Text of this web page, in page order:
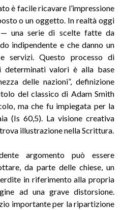
è facile ricavare l’impressione
o un oggetto. In realtà oggi
una serie di scelte fatte da
indipendente e che danno un
servizi. Questo processo di
determinati valori è alla base
delle nazioni”, definizione
del classico di Adam Smith
ma che fu impiegata per la
(Is 60,5). La visione creativa
illustrazione nella Scrittura.
argomento può essere
da parte delle chiese, un
in riferimento alla propria
ad una grave distorsione.
importante per la ripartizione